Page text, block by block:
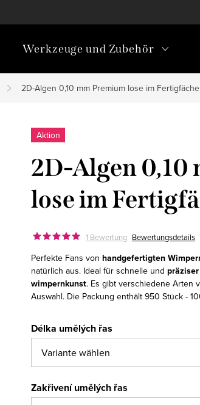
Werkzeuge und Zubehör
2D-Algen 0,10 mm Premium lose im
Aktion
2D-Algen 0,10
lose im
1 Bewertung Bewertungsdetails
Perfekte Fans von handgefertigten
natürlich aus. Ideal für schnelle und
wimpernkunst. Es gibt verschiedene Arten
Auswahl. Die Packung enthält 950 Stück -
Délka umělých řas
Zakřivení umělých řas